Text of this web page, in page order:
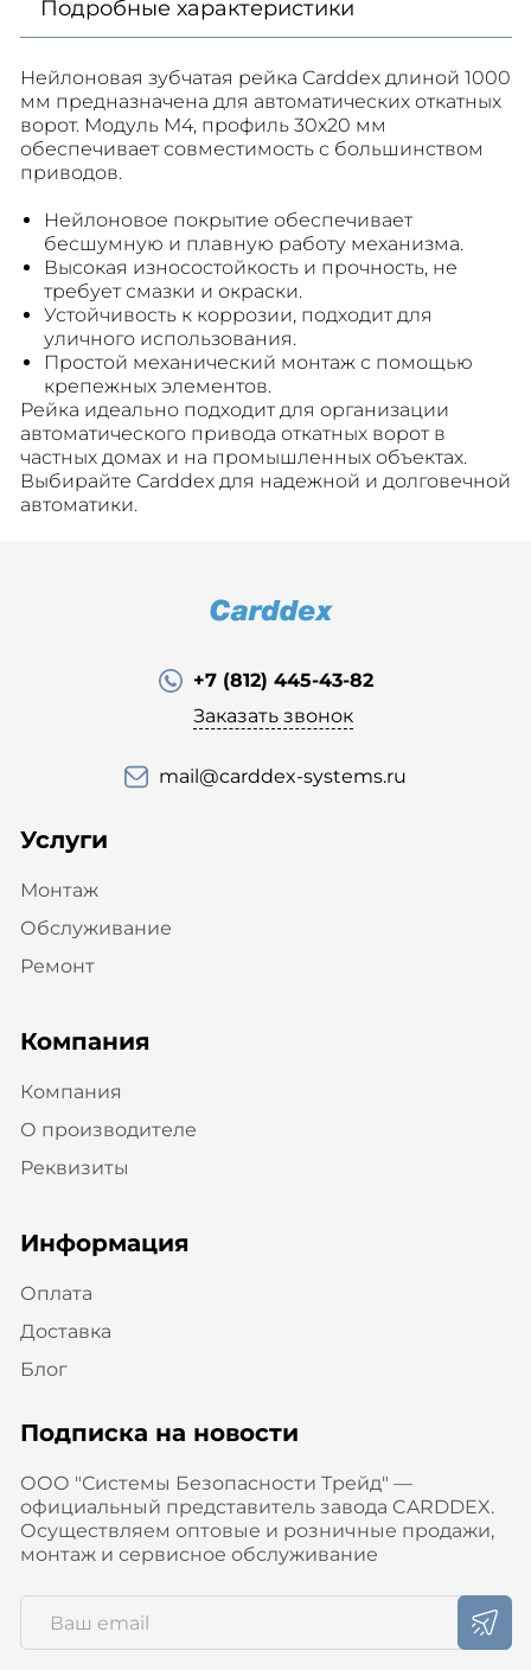
Подробные характеристики
Нейлоновая зубчатая рейка Carddex длиной 1000
мм предназначена для автоматических откатных
ворот. Модуль M4, профиль 30x20 мм
обеспечивает совместимость с большинством
приводов.
Нейлоновое покрытие обеспечивает
бесшумную и плавную работу механизма.
Высокая износостойкость и прочность, не
требует смазки и окраски.
Устойчивость к коррозии, подходит для
уличного использования.
Простой механический монтаж с помощью
крепежных элементов.
Рейка идеально подходит для организации
автоматического привода откатных ворот в
частных домах и на промышленных объектах.
Выбирайте Carddex для надежной и долговечной
автоматики.
+7 (812) 445-43-82
Заказать звонок
mail@carddex-systems.ru
Услуги
Монтаж
Обслуживание
Ремонт
Компания
Компания
О производителе
Реквизиты
Информация
Оплата
Доставка
Блог
Подписка на новости
ООО "Системы Безопасности Трейд" —
официальный представитель завода CARDDEX.
Осуществляем оптовые и розничные продажи,
монтаж и сервисное обслуживание